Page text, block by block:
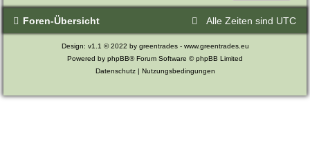
Foren-Übersicht Alle Zeiten sind UTC
Design: v1.1 © 2022 by greentrades - www.greentrades.eu
Powered by phpBB®Forum Software © phpBB Limited
Datenschutz
Nutzungsbedingungen